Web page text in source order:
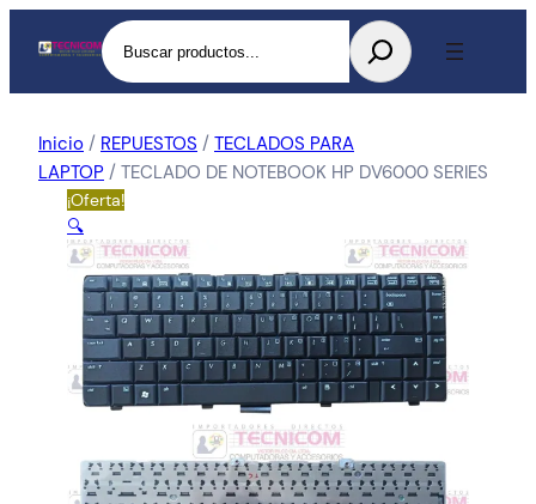
Buscar
Inicio / REPUESTOS / TECLADOS PARA
LAPTOP / TECLADO DE NOTEBOOK HP DV6000 SERIES
¡Oferta!
🔍